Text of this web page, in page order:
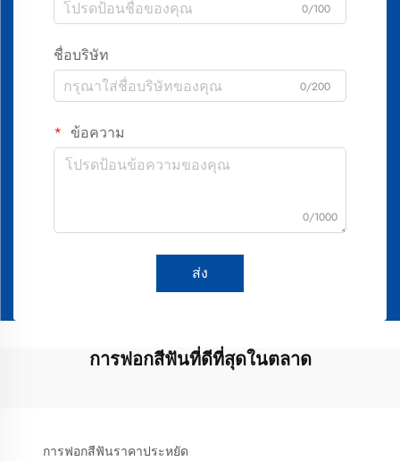
0/100
ชื่อบริษัท
0/200
ข้อความ
0/1000
ส่ง
การฟอกสีฟันที่ดีที่สุดในตลาด
การฟอกสีฟันราคาประหยัด